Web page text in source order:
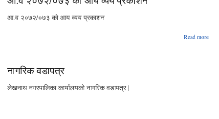
आ.व २०७२/०७३ को आय व्यय प्रकाशन
Read more
नागरिक वडापत्र
लेखनाथ नगरपालिका कार्यालयको नागरिक वडापत्र |